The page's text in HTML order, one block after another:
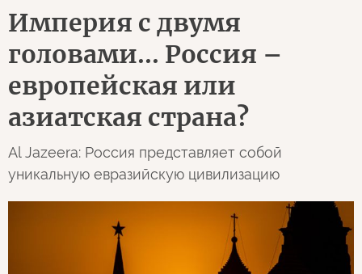
Империя с двумя
головами... Россия –
европейская или
азиатская страна?
Al Jazeera: Россия представляет собой
уникальную евразийскую цивилизацию